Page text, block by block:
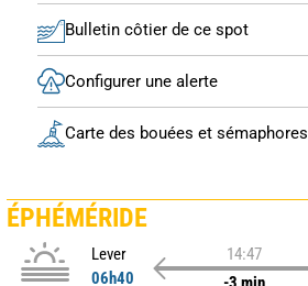
Bulletin côtier de ce spot
Configurer une alerte
Carte des bouées et sémaphores
ÉPHÉMÉRIDE
Lever
06h40
14:47